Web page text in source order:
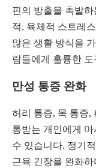
핀의 방출을 촉발
적, 육체적 스트레
많은 생활 방식을
람들에게 훌륭한
만성 통증 완화
허리 통증, 목 통증,
통받는 개인에게
수 있습니다. 정기
근육 긴장을 완화